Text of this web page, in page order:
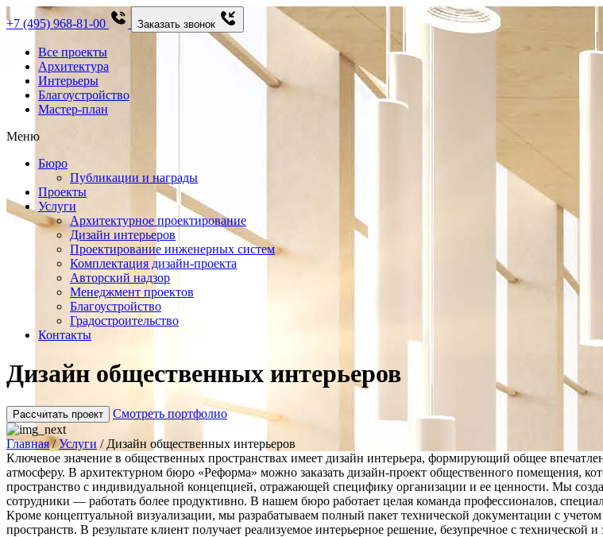
+7 (495) 968-81-00 Заказать звонок
Все проекты
Архитектура
Интерьеры
Благоустройство
Мастер-план
Меню
Бюро
Публикации и награды
Проекты
Услуги
Архитектурное проектирование
Дизайн интерьеров
Проектирование инженерных систем
Комплектация дизайн-проекта
Авторский надзор
Менеджмент проектов
Благоустройство
Градостроительство
Контакты
Дизайн общественных интерьеров
Рассчитать проект Смотреть портфолио
Главная /Услуги / Дизайн общественных интерьеров
Ключевое значение в общественных пространствах имеет дизайн интерьера, формирующий общее
атмосферу. В архитектурном бюро «Реформа» можно заказать дизайн-проект общественного помещения,
пространство с индивидуальной концепцией, отражающей специфику организации и ее ценности. Мы
сотрудники — работать более продуктивно. В нашем бюро работает целая команда профессионалов,
Кроме концептуальной визуализации, мы разрабатываем полный пакет технической документации с
пространств. В результате клиент получает реализуемое интерьерное решение, безупречное с технической и